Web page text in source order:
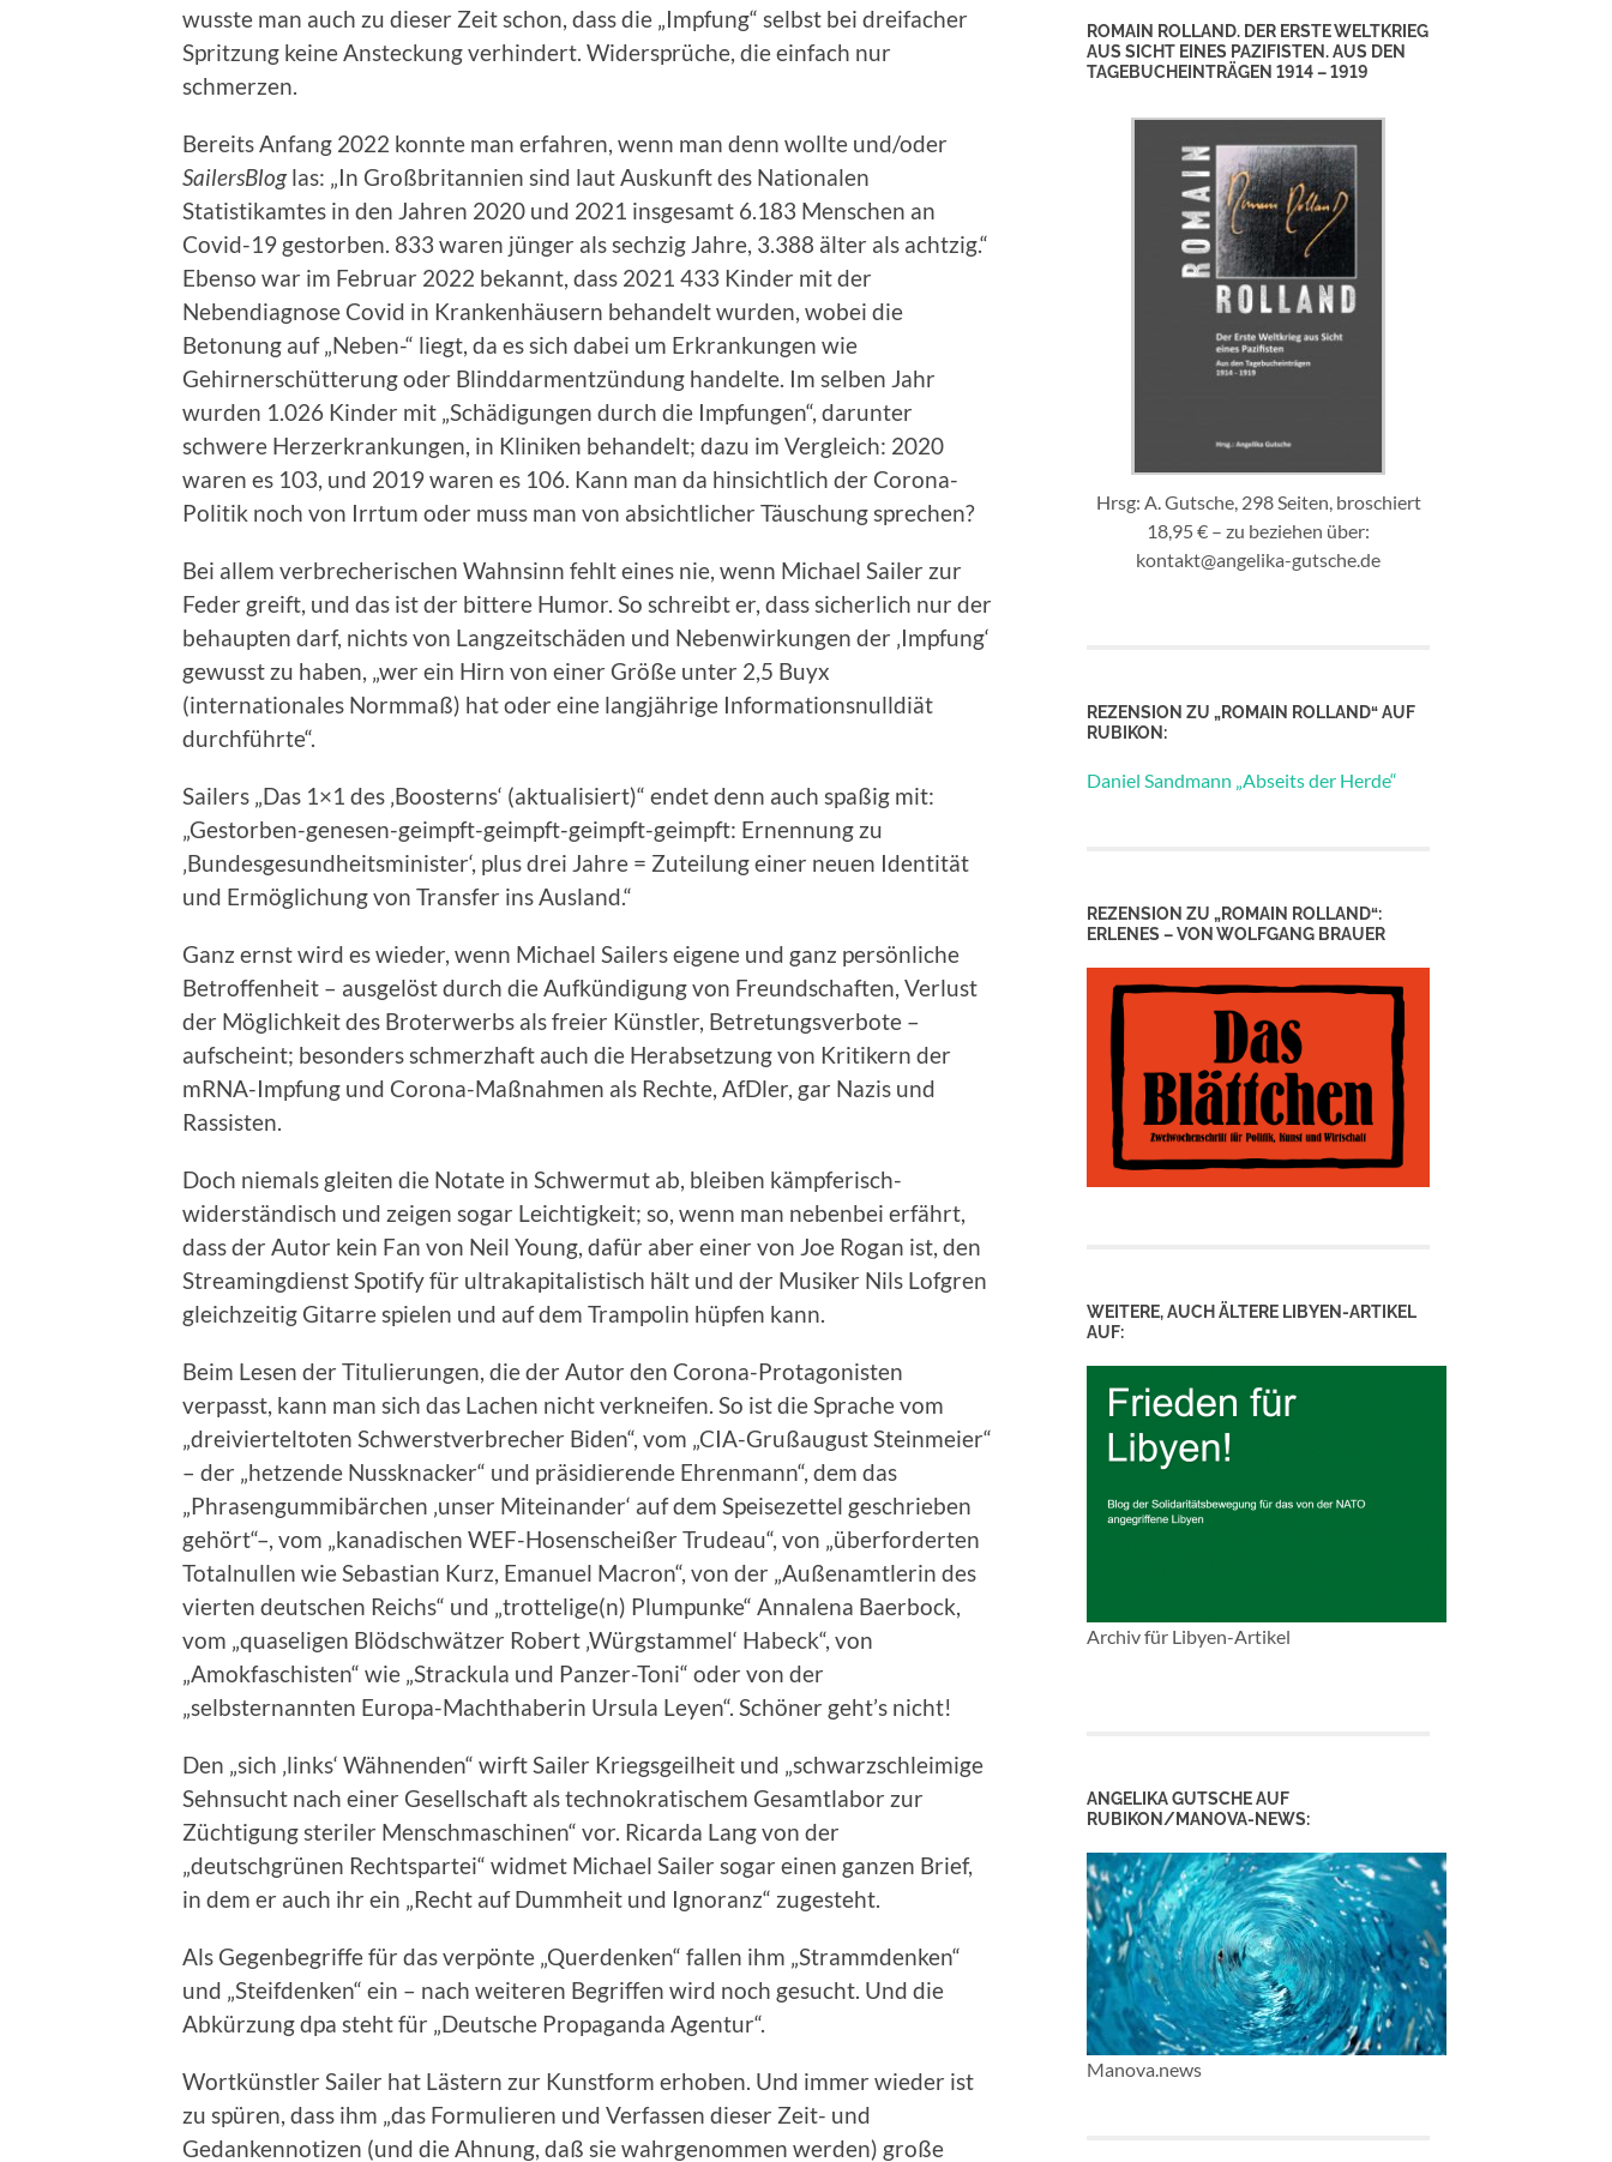
wusste man auch zu dieser Zeit schon, dass die „Impfung“ selbst bei dreifacher
Spritzung keine Ansteckung verhindert. Widersprüche, die einfach nur
schmerzen.
Bereits Anfang 2022 konnte man erfahren, wenn man denn wollte und/oder
SailersBloglas: „In Großbritannien sind laut Auskunft des Nationalen
Statistikamtes in den Jahren 2020 und 2021 insgesamt 6.183 Menschen an
Covid-19 gestorben. 833 waren jünger als sechzig Jahre, 3.388 älter als achtzig.“
Ebenso war im Februar 2022 bekannt, dass 2021 433 Kinder mit der
Nebendiagnose Covid in Krankenhäusern behandelt wurden, wobei die
Betonung auf „Neben-“ liegt, da es sich dabei um Erkrankungen wie
Gehirnerschütterung oder Blinddarmentzündung handelte. Im selben Jahr
wurden 1.026 Kinder mit „Schädigungen durch die Impfungen“, darunter
schwere Herzerkrankungen, in Kliniken behandelt; dazu im Vergleich: 2020
waren es 103, und 2019 waren es 106. Kann man da hinsichtlich der Corona-
Politik noch von Irrtum oder muss man von absichtlicher Täuschung sprechen?
Bei allem verbrecherischen Wahnsinn fehlt eines nie, wenn Michael Sailer zur
Feder greift, und das ist der bittere Humor. So schreibt er, dass sicherlich nur der
behaupten darf, nichts von Langzeitschäden und Nebenwirkungen der ‚Impfung‘
gewusst zu haben, „wer ein Hirn von einer Größe unter 2,5 Buyx
(internationales Normmaß) hat oder eine langjährige Informationsnulldiät
durchführte“.
Sailers „Das 1×1 des ‚Boosterns‘ (aktualisiert)“ endet denn auch spaßig mit:
„Gestorben-genesen-geimpft-geimpft-geimpft-geimpft: Ernennung zu
‚Bundesgesundheitsminister‘, plus drei Jahre = Zuteilung einer neuen Identität
und Ermöglichung von Transfer ins Ausland.“
Ganz ernst wird es wieder, wenn Michael Sailers eigene und ganz persönliche
Betroffenheit – ausgelöst durch die Aufkündigung von Freundschaften, Verlust
der Möglichkeit des Broterwerbs als freier Künstler, Betretungsverbote –
aufscheint; besonders schmerzhaft auch die Herabsetzung von Kritikern der
mRNA-Impfung und Corona-Maßnahmen als Rechte, AfDler, gar Nazis und
Rassisten.
Doch niemals gleiten die Notate in Schwermut ab, bleiben kämpferisch-
widerständisch und zeigen sogar Leichtigkeit; so, wenn man nebenbei erfährt,
dass der Autor kein Fan von Neil Young, dafür aber einer von Joe Rogan ist, den
Streamingdienst Spotify für ultrakapitalistisch hält und der Musiker Nils Lofgren
gleichzeitig Gitarre spielen und auf dem Trampolin hüpfen kann.
Beim Lesen der Titulierungen, die der Autor den Corona-Protagonisten
verpasst, kann man sich das Lachen nicht verkneifen. So ist die Sprache vom
„dreivierteltoten Schwerstverbrecher Biden“, vom „CIA-Grußaugust Steinmeier“
– der „hetzende Nussknacker“ und präsidierende Ehrenmann“, dem das
„Phrasengummibärchen ‚unser Miteinander‘ auf dem Speisezettel geschrieben
gehört“–, vom „kanadischen WEF-Hosenscheißer Trudeau“, von „überforderten
Totalnullen wie Sebastian Kurz, Emanuel Macron“, von der „Außenamtlerin des
vierten deutschen Reichs“ und „trottelige(n) Plumpunke“ Annalena Baerbock,
vom „quaseligen Blödschwätzer Robert ‚Würgstammel‘ Habeck“, von
„Amokfaschisten“ wie „Strackula und Panzer-Toni“ oder von der
„selbsternannten Europa-Machthaberin Ursula Leyen“. Schöner geht’s nicht!
Den „sich ‚links‘ Wähnenden“ wirft Sailer Kriegsgeilheit und „schwarzschleimige
Sehnsucht nach einer Gesellschaft als technokratischem Gesamtlabor zur
Züchtigung steriler Menschmaschinen“ vor. Ricarda Lang von der
„deutschgrünen Rechtspartei“ widmet Michael Sailer sogar einen ganzen Brief,
in dem er auch ihr ein „Recht auf Dummheit und Ignoranz“ zugesteht.
Als Gegenbegriffe für das verpönte „Querdenken“ fallen ihm „Strammdenken“
und „Steifdenken“ ein – nach weiteren Begriffen wird noch gesucht. Und die
Abkürzung dpa steht für „Deutsche Propaganda Agentur“.
Wortkünstler Sailer hat Lästern zur Kunstform erhoben. Und immer wieder ist
zu spüren, dass ihm „das Formulieren und Verfassen dieser Zeit- und
Gedankennotizen (und die Ahnung, daß sie wahrgenommen werden) große
ROMAIN ROLLAND. DER ERSTE WELTKRIEG
AUS SICHT EINES PAZIFISTEN. AUS DEN
TAGEBUCHEINTRÄGEN 1914 – 1919
Hrsg: A. Gutsche, 298 Seiten, broschiert
18,95 € – zu beziehen über:
kontakt@angelika-gutsche.de
REZENSION ZU „ROMAIN ROLLAND“ AUF
RUBIKON:
Daniel Sandmann „Abseits der Herde“
REZENSION ZU „ROMAIN ROLLAND“:
ERLENES – VON WOLFGANG BRAUER
WEITERE, AUCH ÄLTERE LIBYEN-ARTIKEL
AUF:
Archiv für Libyen-Artikel
ANGELIKA GUTSCHE AUF
RUBIKON/MANOVA-NEWS:
Manova.news